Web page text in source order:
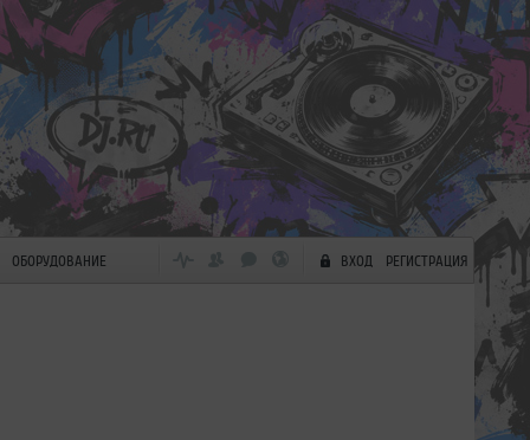
ОБОРУДОВАНИЕ ВХОД РЕГИСТРАЦИЯ